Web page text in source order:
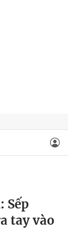
Sếp
tay vào